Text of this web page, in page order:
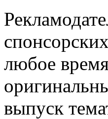
любое
выпуск